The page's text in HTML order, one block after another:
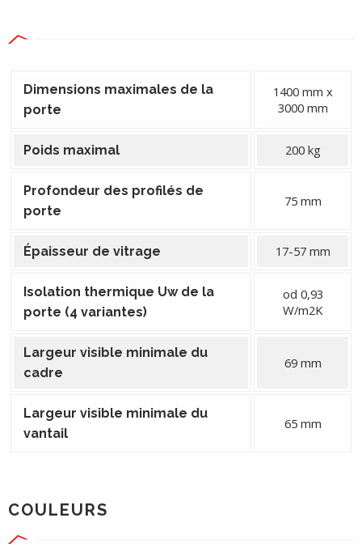
Dimensions maximales de la
porte
1400 mm x
3000 mm
Poids maximal 200 kg
Profondeur des profilés de
porte
75 mm
Épaisseur de vitrage 17-57 mm
Isolation thermique Uw de la
porte (4 variantes)
od 0,93
W/m2K
Largeur visible minimale du
cadre
69 mm
Largeur visible minimale du
vantail
65 mm
COULEURS